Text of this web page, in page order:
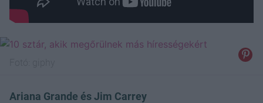
Ariana Grande és Jim Carrey